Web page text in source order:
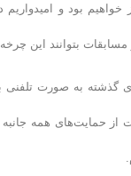
بود و امیدواریم
بتوانند این
گذشته به صورت
از حمایت‌های همه